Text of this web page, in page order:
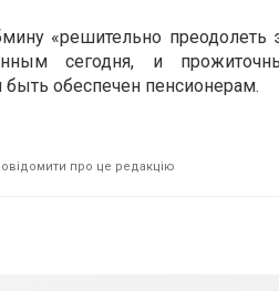
«решительно преодолеть
сегодня, и
обеспечен пенсионерам.
про це редакцію